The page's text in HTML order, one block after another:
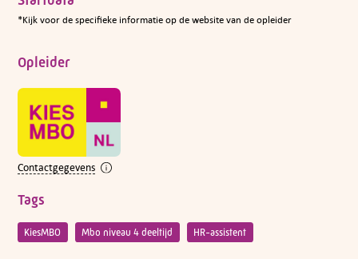
*Kijk voor de specifieke informatie op de website van de opleider
Opleider
Contactgegevens
Tags
KiesMBO Mbo niveau 4 deeltijd HR-assistent